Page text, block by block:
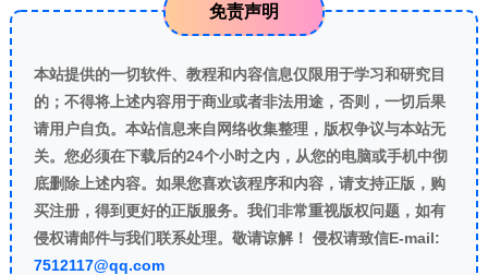
免责声明
本站提供的一切软件、教程和内容信息仅限用于学习和研究目
的；不得将上述内容用于商业或者非法用途，否则，一切后果
请用户自负。本站信息来自网络收集整理，版权争议与本站无
关。您必须在下载后的24个小时之内，从您的电脑或手机中彻
底删除上述内容。如果您喜欢该程序和内容，请支持正版，购
买注册，得到更好的正版服务。我们非常重视版权问题，如有
侵权请邮件与我们联系处理。敬请谅解！ 侵权请致信E-mail:
7512117@qq.com